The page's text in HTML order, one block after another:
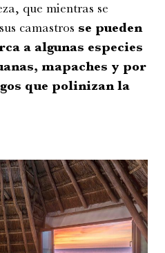
que mientras se
camastros se pueden
a algunas especies
mapaches y por
que polinizan la